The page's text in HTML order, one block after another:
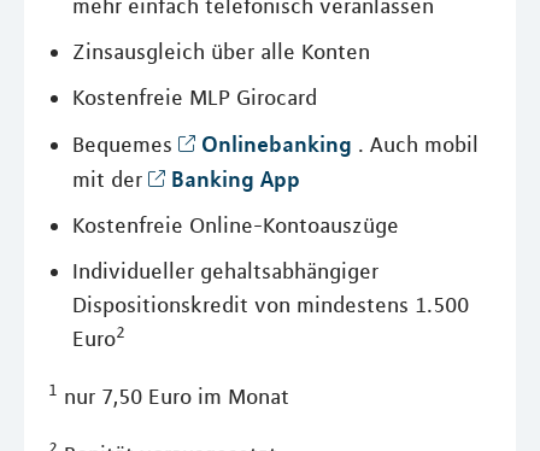
mehr einfach telefonisch veranlassen
Zinsausgleich über alle Konten
Kostenfreie MLP Girocard
Bequemes
Onlinebanking . Auch mobil
mit der
Banking App
Kostenfreie Online-Kontoauszüge
Individueller gehaltsabhängiger
Dispositionskredit von mindestens 1.500
Euro2
1 nur 7,50 Euro im Monat